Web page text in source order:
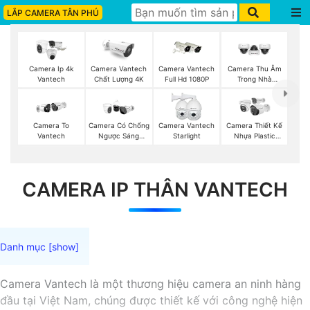
LẮP CAMERA TÂN PHÚ
Camera Ip 4k
Vantech
Camera Vantech
Chất Lượng 4K
Camera Vantech
Full Hd 1080P
Camera Thu Âm
Trong Nhà
Camera To
Vantech
Camera Có Chống
Ngược Sáng
Camera Vantech
Starlight
Camera Thiết Kế
Nhựa Plastic
CAMERA IP THÂN VANTECH
Camera Vantech là một thương hiệu camera an ninh hàng
đầu tại Việt Nam, chúng được thiết kế với công nghệ hiện